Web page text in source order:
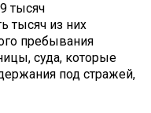
тысяч
тысяч из них
пребывания
суда, которые
под стражей,